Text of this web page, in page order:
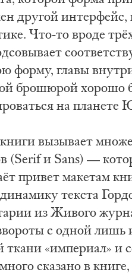
дру­гой
Что-то вро­де
фор­му, гла­вы
бро­шю­рой хо­ро­шо
на пла­не­те
вы­зы­ва­ет
(Serif и Sans) —
при­вет ма­ке­там
тек­ста
из Жи­во­го
с од­ной
тка­ни «им­пе­ри­ал»
ска­за­но в